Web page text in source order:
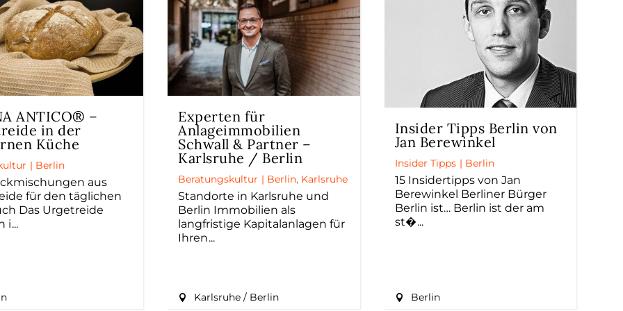
ANTICO® –
in der
Küche
| Berlin
aus
für den täglichen
Das Urgetreide
i
Experten für
Anlageimmobilien
Schwall & Partner –
Karlsruhe / Berlin
Beratungskultur | Berlin, Karlsruhe
Standorte in Karlsruhe und
Berlin Immobilien als
langfristige Kapitalanlagen für
Ihren
Karlsruhe / Berlin
Insider Tipps Berlin von
Jan Berewinkel
Insider Tipps | Berlin
15 Insidertipps von Jan
Berewinkel Berliner Bürger
Berlin ist… Berlin ist der am
st�
Berlin